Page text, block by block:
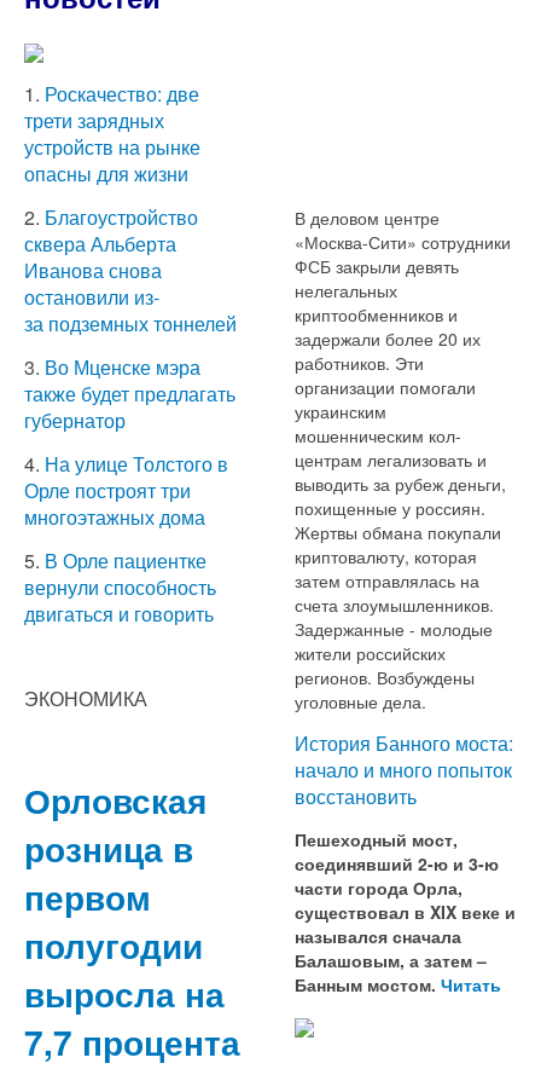
1. Роскачество: две
трети зарядных
устройств на рынке
опасны для жизни
2. Благоустройство
сквера Альберта
Иванова снова
остановили из-
за подземных тоннелей
3. Во Мценске мэра
также будет предлагать
губернатор
4. На улице Толстого в
Орле построят три
многоэтажных дома
5. В Орле пациентке
вернули способность
двигаться и говорить
ЭКОНОМИКА
Орловская
розница в
первом
полугодии
выросла на
7,7 процента
В деловом центре
«Москва-Сити» сотрудники
ФСБ закрыли девять
нелегальных
криптообменников и
задержали более 20 их
работников. Эти
организации помогали
украинским
мошенническим кол-
центрам легализовать и
выводить за рубеж деньги,
похищенные у россиян.
Жертвы обмана покупали
криптовалюту, которая
затем отправлялась на
счета злоумышленников.
Задержанные - молодые
жители российских
регионов. Возбуждены
уголовные дела.
История Банного моста:
начало и много попыток
восстановить
Пешеходный мост,
соединявший 2-ю и 3-ю
части города Орла,
существовал в XIX веке и
назывался сначала
Балашовым, а затем –
Банным мостом. Читать